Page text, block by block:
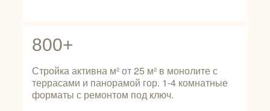
800+
Стройка активна м² от 25 м² в монолите с
террасами и панорамой гор. 1-4 комнатные
форматы с ремонтом под ключ.